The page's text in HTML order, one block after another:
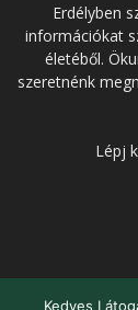
Erdélyben
információkat
életéből.
szeretnénk
Lépj
Kedves